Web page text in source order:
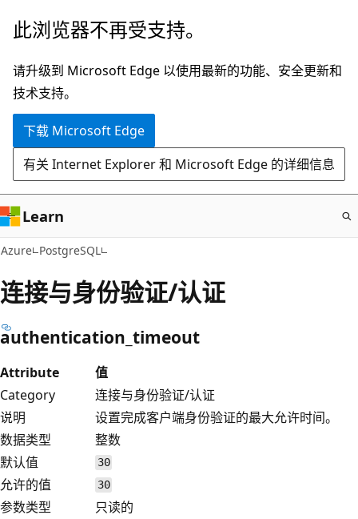
跳
主
要
内
此浏览器不再受支持。
请升级到 Microsoft Edge 以使用最新的功能、安全更新和
技术支持。
下载 Microsoft Edge
有关 Internet Explorer 和 Microsoft Edge 的详细信息
Learn
Azure PostgreSQL
连接与身份验证/认证
authentication_timeout
Attribute
值
Category
连接与身份验证/认证
说明
设置完成客户端身份验证的最大允许时间。
数据类型
整数
默认值
30
允许的值 30
参数类型
只读的